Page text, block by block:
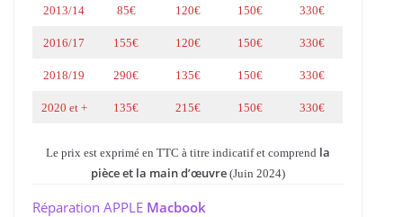
2013/14 85€ 120€ 150€ 330€
2016/17 155€ 120€ 150€ 330€
2018/19 290€ 135€ 150€ 330€
2020 et + 135€ 215€ 150€ 330€
Le prix est exprimé en TTC à titre indicatif et comprend la
pièce et la main d’œuvre (Juin 2024)
Réparation APPLE Macbook